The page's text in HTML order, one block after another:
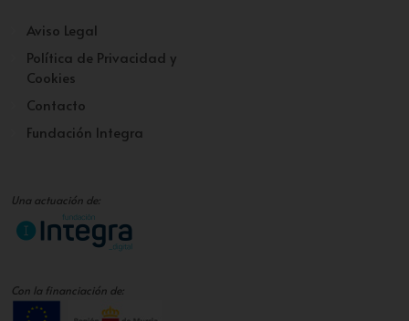
Aviso Legal
Política de Privacidad y
Cookies
Contacto
Fundación Integra
Una actuación de:
Con la financiación de: